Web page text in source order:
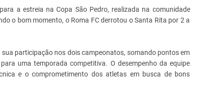
a estreia na Copa São Pedro, realizada na comunidade
o bom momento, o Roma FC derrotou o Santa Rita por 2 a
participação nos dois campeonatos, somando pontos em
uma temporada competitiva. O desempenho da equipe
e o comprometimento dos atletas em busca de bons